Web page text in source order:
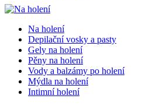
Na holení
Depilační vosky a pasty
Gely na holení
Pěny na holení
Vody a balzámy po holení
Mýdla na holení
Intimní holení